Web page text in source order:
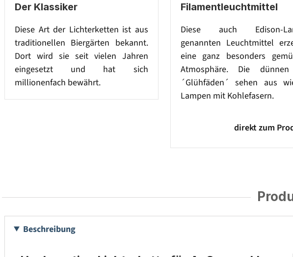
Der Klassiker
Diese Art der Lichterketten ist aus
traditionellen Biergärten bekannt.
Dort wird sie seit vielen Jahren
eingesetzt und hat sich
millionenfach bewährt.
Filamentleuchtmittel
Diese auch Edison-
genannten Leuchtmittel
eine ganz besonders
Atmosphäre. Die
´Glühfäden´ sehen aus
Lampen mit Kohlefasern.
direkt zum
Beschreibung